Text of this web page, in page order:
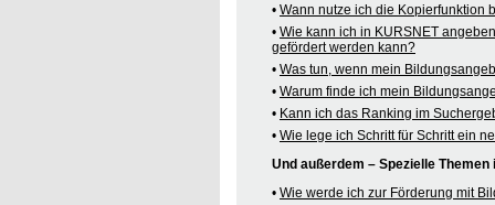
• Wann nutze ich die Kopierfunktion
• Wie kann ich in KURSNET
gefördert werden kann?
• Was tun, wenn mein
• Warum finde ich mein
• Kann ich das Ranking im
• Wie lege ich Schritt für Schritt ein
Und außerdem – Spezielle Themen
• Wie werde ich zur Förderung mit